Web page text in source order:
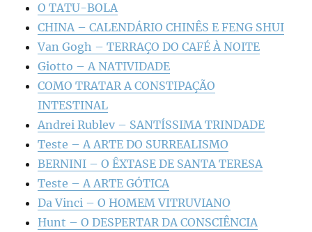
O TATU-BOLA
CHINA – CALENDÁRIO CHINÊS E FENG SHUI
Van Gogh – TERRAÇO DO CAFÉ À NOITE
Giotto – A NATIVIDADE
COMO TRATAR A CONSTIPAÇÃO
INTESTINAL
Andrei Rublev – SANTÍSSIMA TRINDADE
Teste – A ARTE DO SURREALISMO
BERNINI – O ÊXTASE DE SANTA TERESA
Teste – A ARTE GÓTICA
Da Vinci – O HOMEM VITRUVIANO
Hunt – O DESPERTAR DA CONSCIÊNCIA